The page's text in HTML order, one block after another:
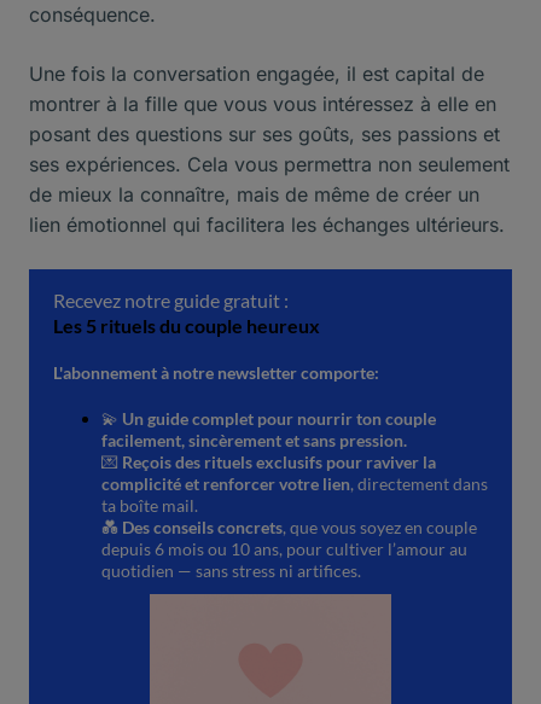
conséquence.
Une fois la conversation engagée, il est capital de
montrer à la fille que vous vous intéressez à elle en
posant des questions sur ses goûts, ses passions et
ses expériences. Cela vous permettra non seulement
de mieux la connaître, mais de même de créer un
lien émotionnel qui facilitera les échanges ultérieurs.